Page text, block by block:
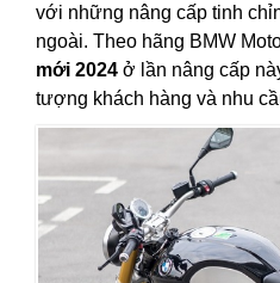
với những nâng cấp tinh
ngoài. Theo hãng BMW
mới 2024 ở lần nâng cấp
tượng khách hàng và nhu